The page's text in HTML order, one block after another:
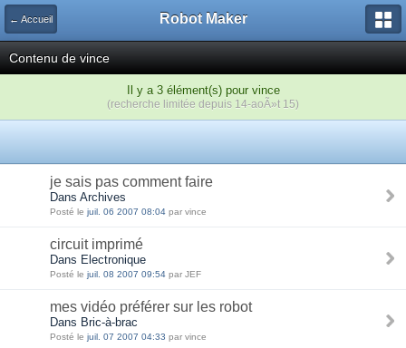
← Accueil Robot Maker
Contenu de vince
Il y a 3 élément(s) pour vince
(recherche limitée depuis 14-aoÃ»t 15)
je sais pas comment faire
Dans Archives
Posté le juil. 06 2007 08:04 par vince
circuit imprimé
Dans Electronique
Posté le juil. 08 2007 09:54 par JEF
mes vidéo préférer sur les robot
Dans Bric-à-brac
Posté le juil. 07 2007 04:33 par vince